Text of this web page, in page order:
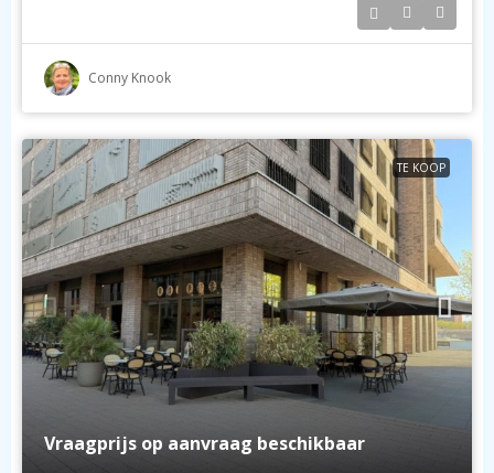
Conny Knook
TE KOOP
Vraagprijs op aanvraag beschikbaar